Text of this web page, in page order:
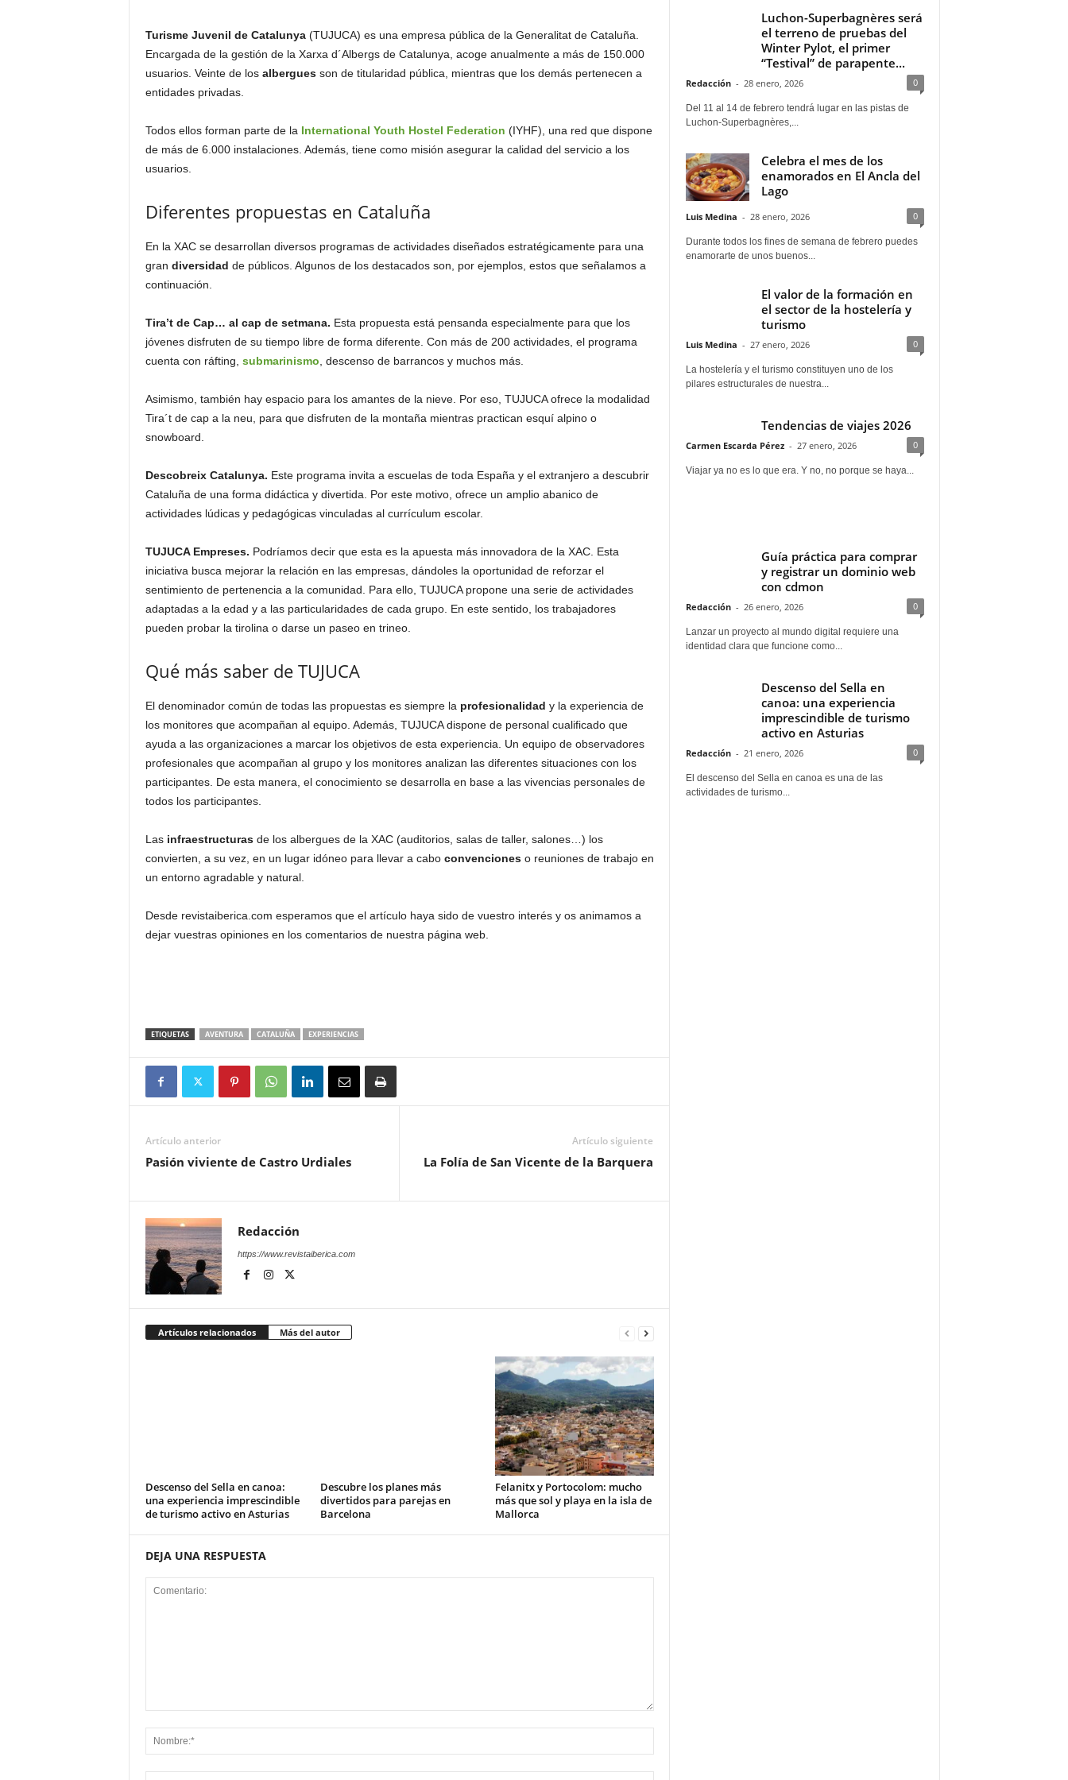
Turisme Juvenil de Catalunya(TUJUCA) es una empresa pública de la Generalitat de Cataluña.
Encargada de la gestión de la Xarxa d´Albergs de Catalunya, acoge anualmente a más de 150.000
usuarios. Veinte de los alberguesson de titularidad pública, mientras que los demás pertenecen a
entidades privadas.
Todos ellos forman parte de la International Youth Hostel Federation (IYHF), una red que dispone
de más de 6.000 instalaciones. Además, tiene como misión asegurar la calidad del servicio a los
usuarios.
Diferentes propuestas en Cataluña
En la XAC se desarrollan diversos programas de actividades diseñados estratégicamente para una
gran diversidad de públicos. Algunos de los destacados son, por ejemplos, estos que señalamos a
continuación.
Tira’t de Cap… al cap de setmana. Esta propuesta está pensanda especialmente para que los
jóvenes disfruten de su tiempo libre de forma diferente. Con más de 200 actividades, el programa
cuenta con ráfting, submarinismo , descenso de barrancos y muchos más.
Asimismo, también hay espacio para los amantes de la nieve. Por eso, TUJUCA ofrece la modalidad
Tira´t de cap a la neu, para que disfruten de la montaña mientras practican esquí alpino o
snowboard.
Descobreix Catalunya. Este programa invita a escuelas de toda España y el extranjero a descubrir
Cataluña de una forma didáctica y divertida. Por este motivo, ofrece un amplio abanico de
actividades lúdicas y pedagógicas vinculadas al currículum escolar.
TUJUCA Empreses. Podríamos decir que esta es la apuesta más innovadora de la XAC. Esta
iniciativa busca mejorar la relación en las empresas, dándoles la oportunidad de reforzar el
sentimiento de pertenencia a la comunidad. Para ello, TUJUCA propone una serie de actividades
adaptadas a la edad y a las particularidades de cada grupo. En este sentido, los trabajadores
pueden probar la tirolina o darse un paseo en trineo.
Qué más saber de TUJUCA
El denominador común de todas las propuestas es siempre la profesionalidad y la experiencia de
los monitores que acompañan al equipo. Además, TUJUCA dispone de personal cualificado que
ayuda a las organizaciones a marcar los objetivos de esta experiencia. Un equipo de observadores
profesionales que acompañan al grupo y los monitores analizan las diferentes situaciones con los
participantes. De esta manera, el conocimiento se desarrolla en base a las vivencias personales de
todos los participantes.
Las infraestructuras de los albergues de la XAC (auditorios, salas de taller, salones…) los
convierten, a su vez, en un lugar idóneo para llevar a cabo convenciones o reuniones de trabajo en
un entorno agradable y natural.
Desde revistaiberica.com esperamos que el artículo haya sido de vuestro interés y os animamos a
dejar vuestras opiniones en los comentarios de nuestra página web.
ETIQUETAS AVENTURA CATALUÑA EXPERIENCIAS
Artículo anterior
Pasión viviente de Castro Urdiales
Artículo siguiente
La Folía de San Vicente de la Barquera
Redacción
https://www.revistaiberica.com
Artículos relacionados Más del autor
Descenso del Sella en canoa:
una experiencia imprescindible
de turismo activo en Asturias
Descubre los planes más
divertidos para parejas en
Barcelona
Felanitx y Portocolom: mucho
más que sol y playa en la isla de
Mallorca
DEJA UNA RESPUESTA
Luchon-Superbagnères será
el terreno de pruebas del
Winter Pylot, el primer
“Testival” de parapente...
Redacción - 28 enero, 2026 0
Del 11 al 14 de febrero tendrá lugar en las pistas de
Luchon-Superbagnères,...
Celebra el mes de los
enamorados en El Ancla del
Lago
Luis Medina - 28 enero, 2026 0
Durante todos los fines de semana de febrero puedes
enamorarte de unos buenos...
El valor de la formación en
el sector de la hostelería y
turismo
Luis Medina - 27 enero, 2026 0
La hostelería y el turismo constituyen uno de los
pilares estructurales de nuestra...
Tendencias de viajes 2026
Carmen Escarda Pérez - 27 enero, 2026 0
Viajar ya no es lo que era. Y no, no porque se haya...
Guía práctica para comprar
y registrar un dominio web
con cdmon
Redacción - 26 enero, 2026 0
Lanzar un proyecto al mundo digital requiere una
identidad clara que funcione como...
Descenso del Sella en
canoa: una experiencia
imprescindible de turismo
activo en Asturias
Redacción - 21 enero, 2026 0
El descenso del Sella en canoa es una de las
actividades de turismo...